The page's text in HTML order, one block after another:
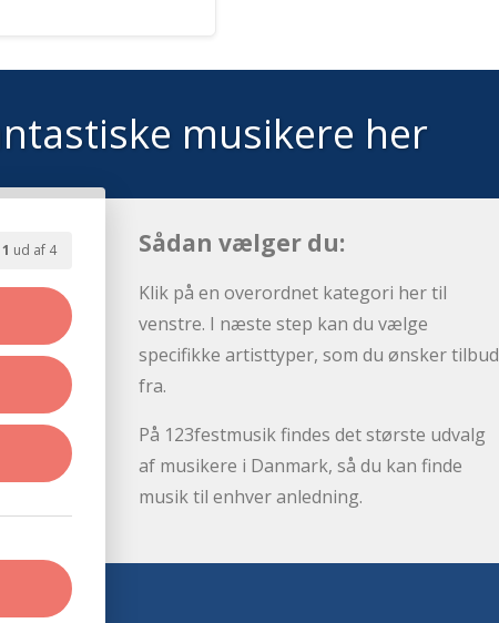
musikere her
ud af 4 Sådan vælger du:
Klik på en overordnet kategori her til
venstre. I næste step kan du vælge
specifikke artisttyper, som du ønsker tilbud
fra.
På 123festmusik findes det største udvalg
af musikere i Danmark, så du kan finde
musik til enhver anledning.